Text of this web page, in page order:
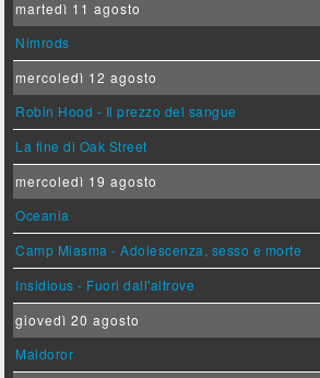
martedì 11 agosto
Nimrods
mercoledì 12 agosto
Robin Hood - Il prezzo del sangue
La fine di Oak Street
mercoledì 19 agosto
Oceania
Camp Miasma - Adolescenza, sesso e morte
Insidious - Fuori dall'altrove
giovedì 20 agosto
Maldoror